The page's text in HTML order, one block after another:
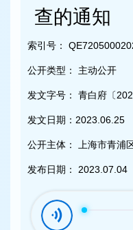
查的通知
索引号：
公开类型： 主动公开
发文字号： 青白府〔
发文日期： 2023.06.25
公开主体： 上海市青浦
发布日期： 2023.07.04